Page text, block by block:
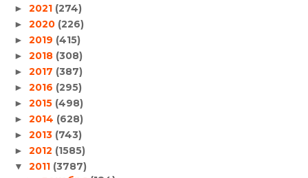
► 2021 (274)
► 2020 (226)
► 2019 (415)
► 2018 (308)
► 2017 (387)
► 2016 (295)
► 2015 (498)
► 2014 (628)
► 2013 (743)
► 2012 (1585)
▼ 2011 (3787)